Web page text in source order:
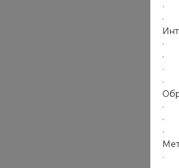
·
·
·
·
·
·
·
·
·
·